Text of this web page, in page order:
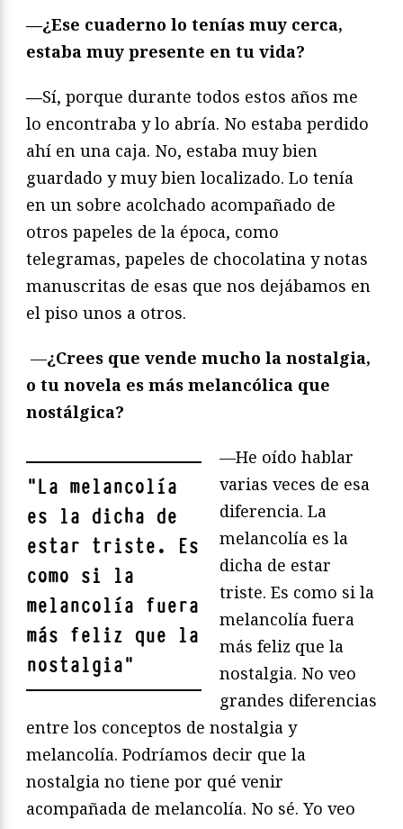
—¿Ese cuaderno lo tenías muy cerca,
estaba muy presente en tu vida?
—Sí, porque durante todos estos años me
lo encontraba y lo abría. No estaba perdido
ahí en una caja. No, estaba muy bien
guardado y muy bien localizado. Lo tenía
en un sobre acolchado acompañado de
otros papeles de la época, como
telegramas, papeles de chocolatina y notas
manuscritas de esas que nos dejábamos en
el piso unos a otros.
—¿Crees que vende mucho la nostalgia,
o tu novela es más melancólica que
nostálgica?
"La melancolía
es la dicha de
estar triste. Es
como si la
melancolía fuera
más feliz que la
nostalgia"
—He oído hablar
varias veces de esa
diferencia. La
melancolía es la
dicha de estar
triste. Es como si la
melancolía fuera
más feliz que la
nostalgia. No veo
grandes diferencias
entre los conceptos de nostalgia y
melancolía. Podríamos decir que la
nostalgia no tiene por qué venir
acompañada de melancolía. No sé. Yo veo